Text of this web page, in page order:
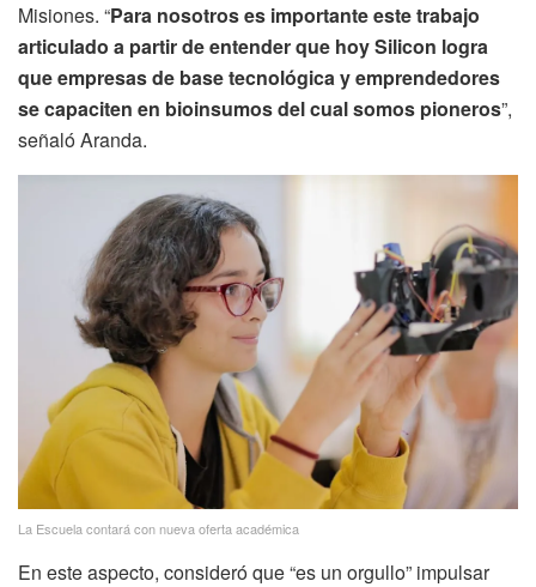
Misiones. “Para nosotros es importante este trabajo
articulado a partir de entender que hoy Silicon logra
que empresas de base tecnológica y emprendedores
se capaciten en bioinsumos del cual somos pioneros”,
señaló Aranda.
La Escuela contará con nueva oferta académica
En este aspecto, consideró que “es un orgullo” impulsar